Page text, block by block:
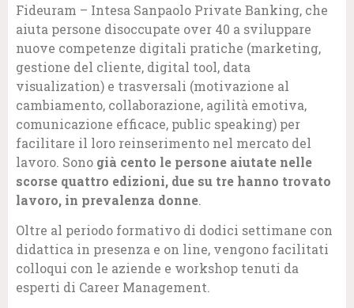
Fideuram – Intesa Sanpaolo Private Banking, che
aiuta persone disoccupate over 40 a sviluppare
nuove competenze digitali pratiche (marketing,
gestione del cliente, digital tool, data
visualization) e trasversali (motivazione al
cambiamento, collaborazione, agilità emotiva,
comunicazione efficace, public speaking) per
facilitare il loro reinserimento nel mercato del
lavoro. Sono già cento le persone aiutate nelle
scorse quattro edizioni, due su tre hanno trovato
lavoro, in prevalenza donne.
Oltre al periodo formativo di dodici settimane con
didattica in presenza e on line, vengono facilitati
colloqui con le aziende e workshop tenuti da
esperti di Career Management.